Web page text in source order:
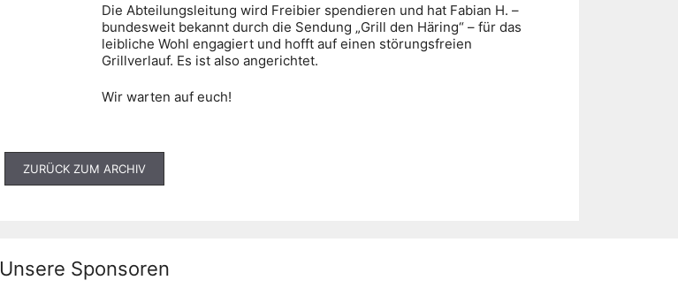
Die Abteilungsleitung wird Freibier spendieren und hat Fabian H. –
bundesweit bekannt durch die Sendung „Grill den Häring“ – für das
leibliche Wohl engagiert und hofft auf einen störungsfreien
Grillverlauf. Es ist also angerichtet.
Wir warten auf euch!
ZURÜCK ZUM ARCHIV
Unsere Sponsoren